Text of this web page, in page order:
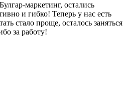
маркетинг, остались
и гибко! Теперь у нас есть
стало проще, осталось заняться
за работу!